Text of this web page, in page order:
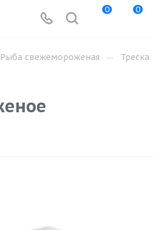
0 0
Рыба свежемороженая — Треска